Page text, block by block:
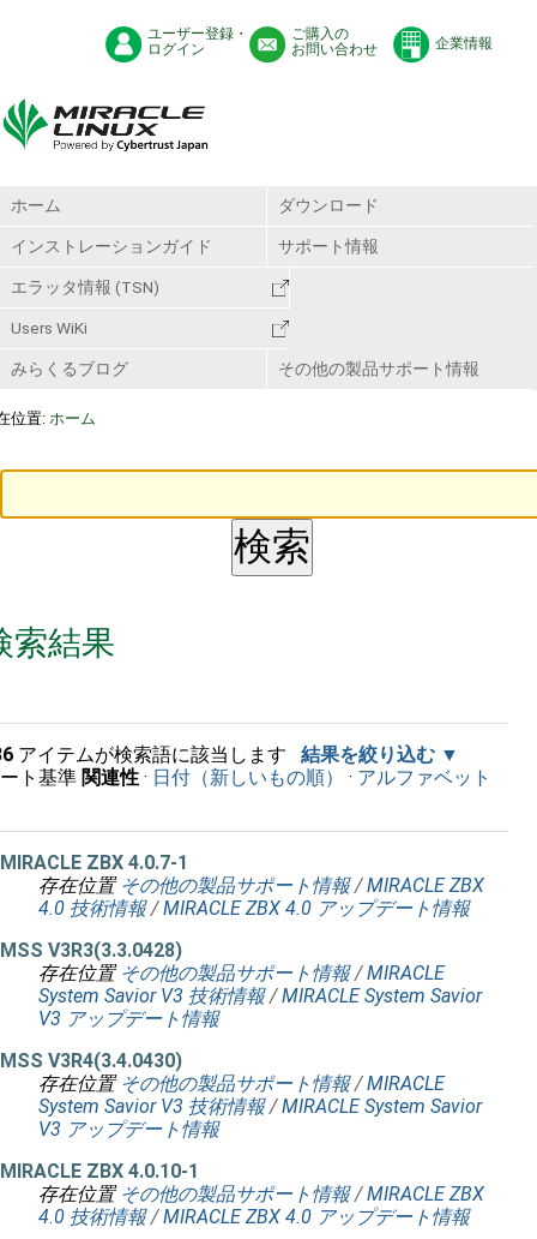
ユーザー登録・
ログイン
ご購入の
お問い合わせ
企業情報
ホーム ダウンロード
インストレーションガイド サポート情報
エラッタ情報 (TSN)
Users WiKi
みらくるブログ その他の製品サポート情報
位置: ホーム
索結果
アイテムが検索語に該当します
結果を絞り込む
ト基準 関連性 · 日付（新しいもの順） · アルファベット
MIRACLE ZBX 4.0.7-1
存在位置 その他の製品サポート情報 /MIRACLE ZBX
4.0 技術情報 /MIRACLE ZBX 4.0 アップデート情報
MSS V3R3(3.3.0428)
存在位置 その他の製品サポート情報 /MIRACLE
System Savior V3 技術情報 /MIRACLE System Savior
V3 アップデート情報
MSS V3R4(3.4.0430)
存在位置 その他の製品サポート情報 /MIRACLE
System Savior V3 技術情報 /MIRACLE System Savior
V3 アップデート情報
MIRACLE ZBX 4.0.10-1
存在位置 その他の製品サポート情報 /MIRACLE ZBX
4.0 技術情報 /MIRACLE ZBX 4.0 アップデート情報